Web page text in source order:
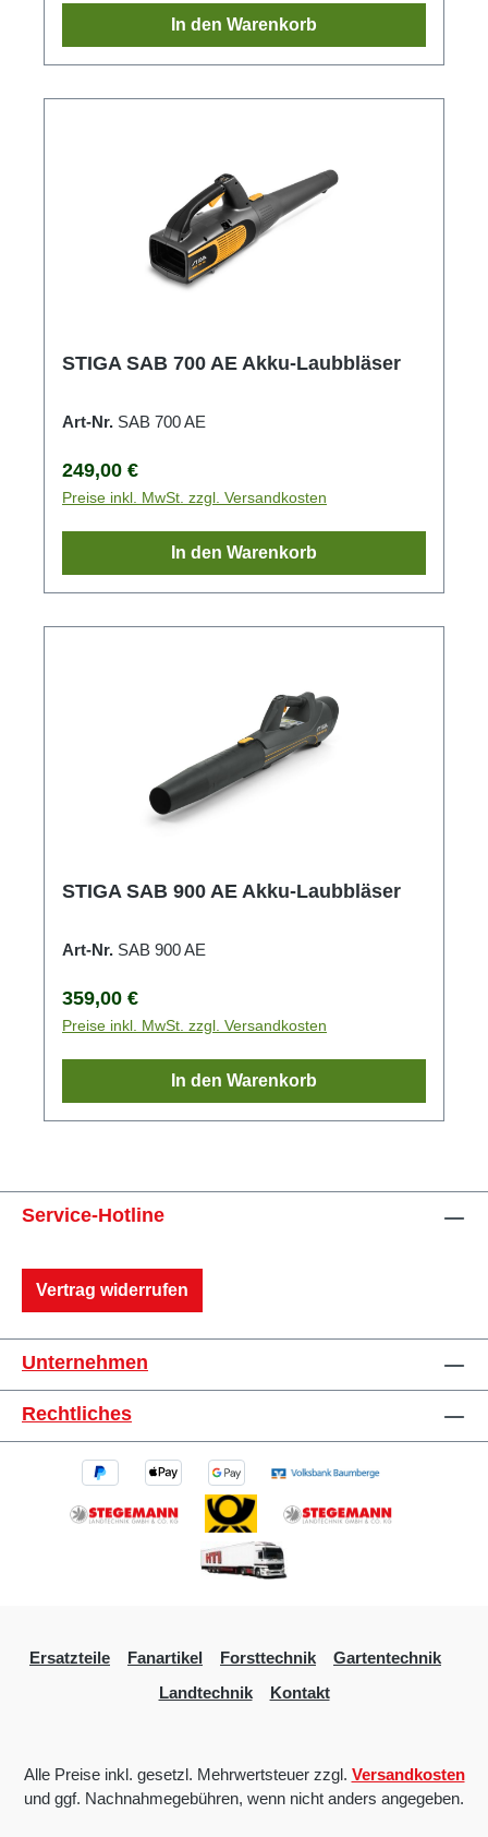
In den Warenkorb
STIGA SAB 700 AE Akku-Laubbläser
Art-Nr. SAB 700 AE
Regulärer Preis:
249,00 €
Preise inkl. MwSt. zzgl. Versandkosten
In den Warenkorb
STIGA SAB 900 AE Akku-Laubbläser
Art-Nr. SAB 900 AE
Regulärer Preis:
359,00 €
Preise inkl. MwSt. zzgl. Versandkosten
In den Warenkorb
Service-Hotline
Vertrag widerrufen
Unternehmen
Rechtliches
Ersatzteile Fanartikel Forsttechnik
Gartentechnik
Landtechnik
Kontakt
Alle Preise inkl. gesetzl. Mehrwertsteuer zzgl. Versandkosten
und ggf. Nachnahmegebühren, wenn nicht anders angegeben.